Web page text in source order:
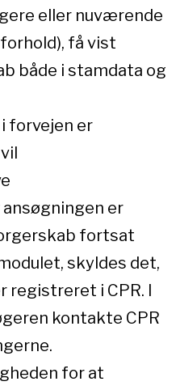
eller nuværende
få vist
både i stamdata og
forvejen er
er
fortsat
skyldes det,
registreret i CPR. I
kontakte CPR
for at